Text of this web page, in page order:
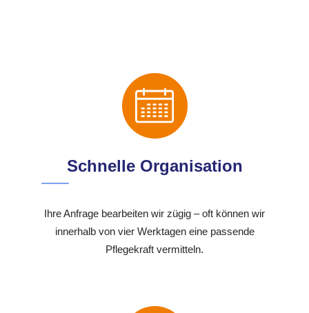
Schnelle Organisation
Ihre Anfrage bearbeiten wir zügig – oft können wir
innerhalb von vier Werktagen eine passende
Pflegekraft vermitteln.